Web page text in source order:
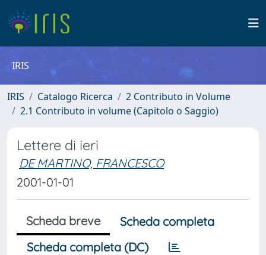
IRIS
IRIS Catalogo Ricerca
2 Contributo in Volume
2.1 Contributo in volume (Capitolo o Saggio)
Lettere di ieri
DE MARTINO, FRANCESCO
2001-01-01
Scheda breve
Scheda completa
Scheda completa (DC)